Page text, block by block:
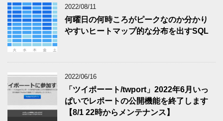
2022/08/11
何曜日の何時ころがピークなのか分かり
やすいヒートマップ的な分布を出すSQL
2022/06/16
「ツイポーート/twport」2022年6月いっ
ぱいでレポートの公開機能を終了します
【8/1 22時からメンテナンス】